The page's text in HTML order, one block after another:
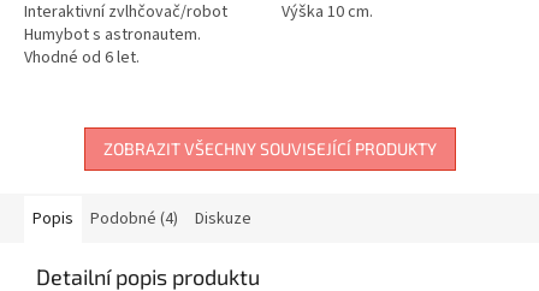
Interaktivní zvlhčovač/robot
Humybot s astronautem.
Vhodné od 6 let.
Výška 10 cm.
ZOBRAZIT VŠECHNY SOUVISEJÍCÍ PRODUKTY
Popis Podobné (4) Diskuze
Detailní popis produktu